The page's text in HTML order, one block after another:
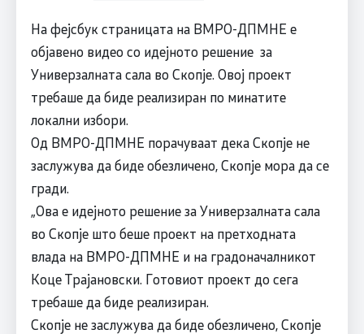
На фејсбук страницата на ВМРО-ДПМНЕ е
објавено видео со идејното решение за
Универзалната сала во Скопје. Овој проект
требаше да биде реализиран по минатите
локални избори.
Од ВМРО-ДПМНЕ порачуваат дека Скопје не
заслужува да биде обезличено, Скопје мора да се
гради.
„Ова е идејното решение за Универзалната сала
во Скопје што беше проект на претходната
влада на ВМРО-ДПМНЕ и на градоначалникот
Коце Трајановски. Готовиот проект до сега
требаше да биде реализиран.
Скопје не заслужува да биде обезличено, Скопје